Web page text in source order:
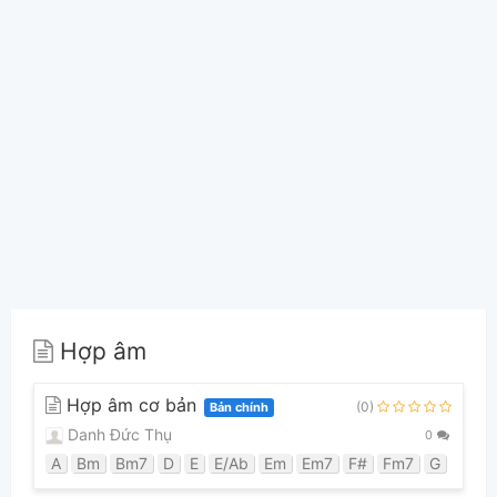
Hợp âm
Hợp âm cơ bản Bản chính (0)
Danh Đức Thụ 0
A Bm Bm7 D E E/Ab Em Em7 F# Fm7 G